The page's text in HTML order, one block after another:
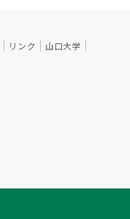
リンク 山口大学